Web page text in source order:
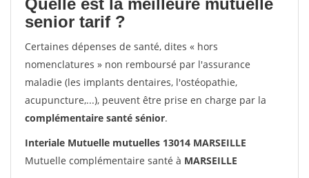
Quelle est la meilleure mutuelle
senior tarif ?
Certaines dépenses de santé, dites « hors
nomenclatures » non remboursé par l'assurance
maladie (les implants dentaires, l'ostéopathie,
acupuncture,...), peuvent être prise en charge par la
complémentaire santé sénior.
Interiale Mutuelle mutuelles 13014 MARSEILLE
Mutuelle complémentaire santé à MARSEILLE